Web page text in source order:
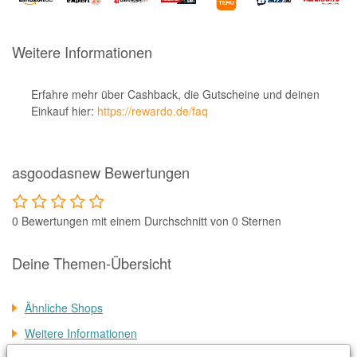
apodiscounter
OTTO Office
Udemy
Pets Deli
SNIPES
Click & Boat
XXXLutz
BADER
Weitere Informationen
Erfahre mehr über Cashback, die Gutscheine und deinen
Einkauf hier: https://rewardo.de/faq
asgoodasnew Bewertungen
0 Bewertungen mit einem Durchschnitt von 0 Sternen
Deine Themen-Übersicht
Ähnliche Shops
Weitere Informationen